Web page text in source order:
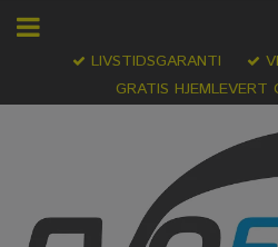
GRATIS
LIVSTIDSGARANTI